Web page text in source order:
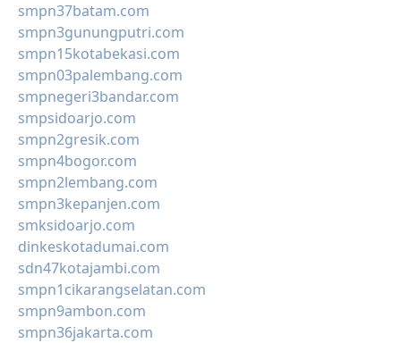
smpn37batam.com
smpn3gunungputri.com
smpn15kotabekasi.com
smpn03palembang.com
smpnegeri3bandar.com
smpsidoarjo.com
smpn2gresik.com
smpn4bogor.com
smpn2lembang.com
smpn3kepanjen.com
smksidoarjo.com
dinkeskotadumai.com
sdn47kotajambi.com
smpn1cikarangselatan.com
smpn9ambon.com
smpn36jakarta.com